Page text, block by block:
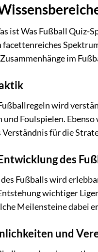
ist Was Fußball Quiz-
facettenreiches
im
wird
Foulspielen.
Verständnis für die
des
Fußballs wird
wichtiger
Meilensteine dabei
und